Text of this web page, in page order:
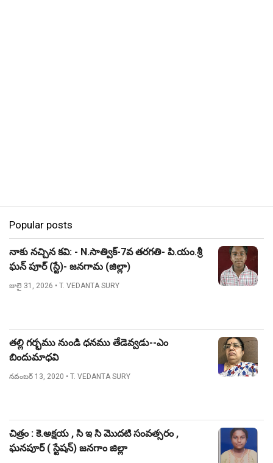
Popular posts
నాకు నచ్చిన కవి: - N.సాత్విక్-7వ తరగతి- పి.యం.శ్రీ
ఘన్ పూర్ (స్టే)- జనగామ (జిల్లా)
జులై 31, 2026 • T. VEDANTA SURY
తల్లి గర్భము నుండి ధనము తేడెవ్వడు--ఎం
బిందుమాధవి
నవంబర్ 13, 2020 • T. VEDANTA SURY
చిత్రం : కె.అక్షయ , సి ఇ సి మొదటి సంవత్సరం ,
ఘనపూర్ ( స్టేషన్) జనగాం జిల్లా